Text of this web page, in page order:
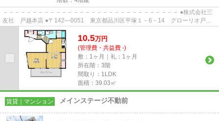
－－－－－－－－－－－－－－－－－－－－－－－－－－－－－－ ●株式会社三
友社 戸越本店 ●〒142―0051 東京都品川区平塚１－6－14 グローリオ戸越
銀座1階 ●TEL：03-3783-1218...
10.5万円
(管理費・共益費 -)
敷：1ヶ月｜礼：1ヶ月
所在階：3階
間取り：1LDK
面積：39.03㎡
賃貸｜マンション メインステージ不動前